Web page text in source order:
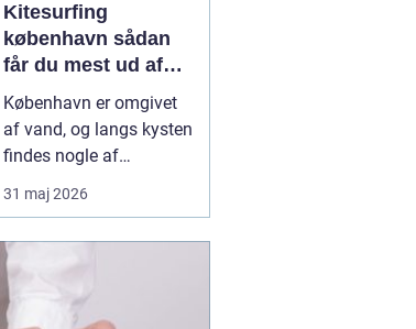
Kitesurfing
københavn sådan
får du mest ud af
vinden tæt på byen
København er omgivet
af vand, og langs kysten
findes nogle af
Danmarks mest
tilgængelige spots til
forbinder sporten med
eksotiske strande, men
sandheden er, at du ikke
31 maj 2026